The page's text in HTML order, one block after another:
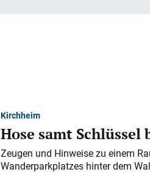
Kirchheim
Hose samt
Zeugen und Hinweise zu einem
Wanderparkplatzes hinter dem